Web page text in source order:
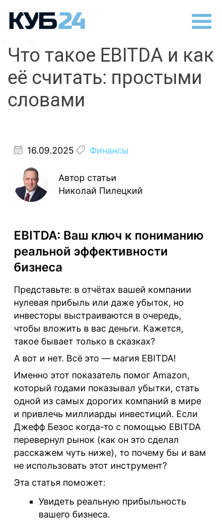
Что такое EBITDA и как
её считать: простыми
словами
16.09.2025 Финансы
Автор статьи
Николай Пилецкий
EBITDA: Ваш ключ к пониманию
реальной эффективности
бизнеса
Представьте: в отчётах вашей компании
нулевая прибыль или даже убыток, но
инвесторы выстраиваются в очередь,
чтобы вложить в вас деньги. Кажется,
такое бывает только в сказках?
А вот и нет. Всё это — магия EBITDA!
Именно этот показатель помог Amazon,
который годами показывал убытки, стать
одной из самых дорогих компаний в мире
и привлечь миллиарды инвестиций. Если
Джефф Безос когда-то с помощью EBITDA
перевернул рынок (как он это сделал
расскажем чуть ниже), то почему бы и вам
не использовать этот инструмент?
Эта статья поможет:
Увидеть реальную прибыльность
вашего бизнеса.